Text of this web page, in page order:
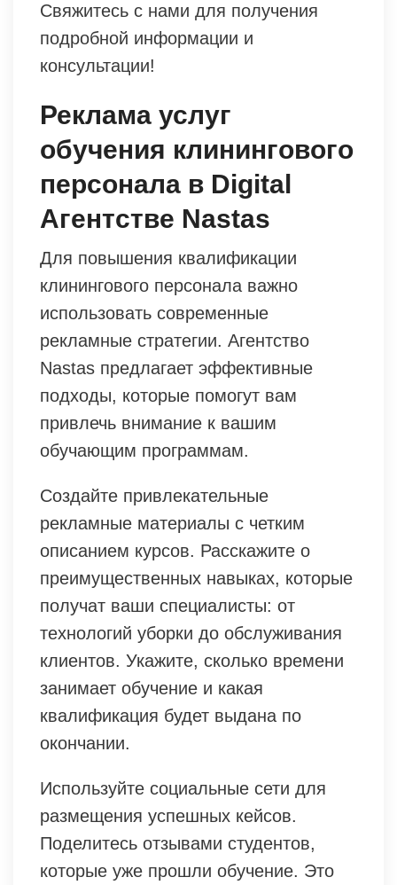
Свяжитесь с нами для получения
подробной информации и
консультации!
Реклама услуг
обучения клинингового
персонала в Digital
Агентстве Nastas
Для повышения квалификации
клинингового персонала важно
использовать современные
рекламные стратегии. Агентство
Nastas предлагает эффективные
подходы, которые помогут вам
привлечь внимание к вашим
обучающим программам.
Создайте привлекательные
рекламные материалы с четким
описанием курсов. Расскажите о
преимущественных навыках, которые
получат ваши специалисты: от
технологий уборки до обслуживания
клиентов. Укажите, сколько времени
занимает обучение и какая
квалификация будет выдана по
окончании.
Используйте социальные сети для
размещения успешных кейсов.
Поделитесь отзывами студентов,
которые уже прошли обучение. Это